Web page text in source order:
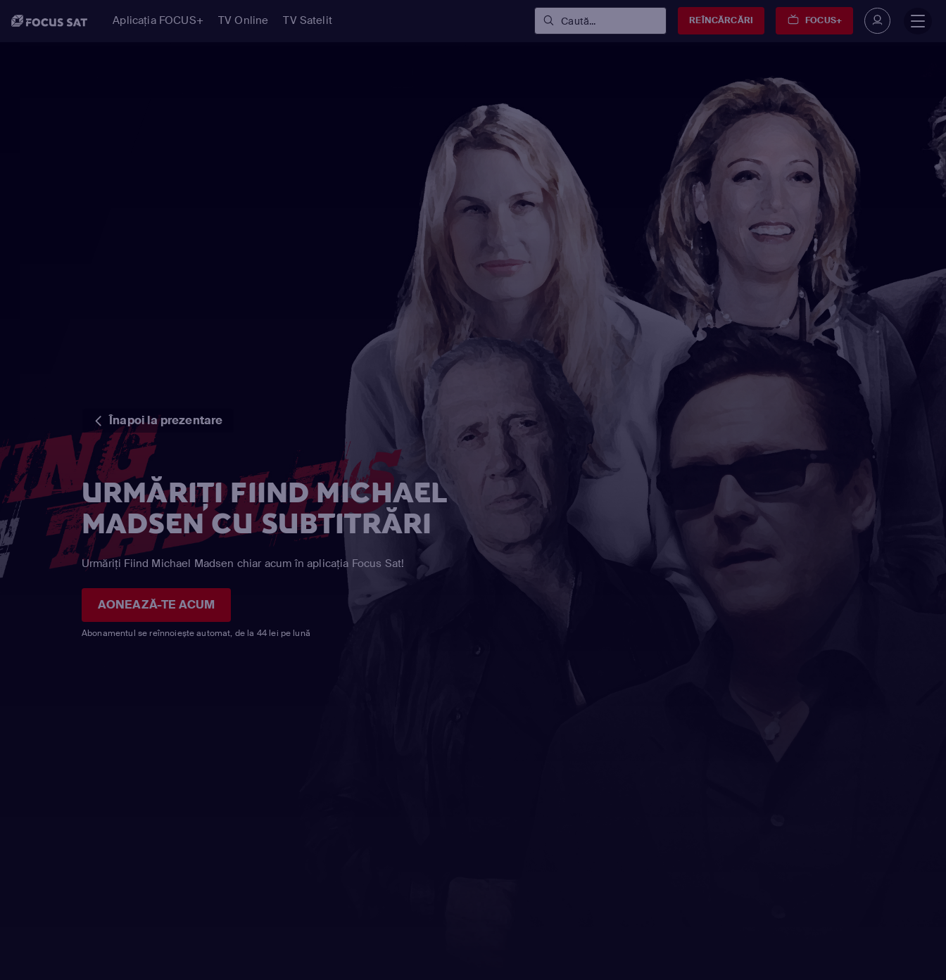
Aplicația FOCUS+ TV Online TV Satelit Caută... REÎNCĂRCĂRI FOCUS+
Înapoi la prezentare
URMĂRIȚI FIIND MICHAEL
MADSEN CU SUBTITRĂRI
Urmăriți Fiind Michael Madsen chiar acum în aplicația Focus Sat!
AONEAZĂ-TE ACUM
Abonamentul se reînnoiește automat, de la 44 lei pe lună